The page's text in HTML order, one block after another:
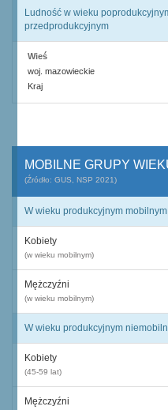
Ludność w wieku
przedprodukcyjnym
Wieś
woj. mazowieckie
Kraj
MOBILNE GRUPY
(Źródło: GUS, NSP 2021)
W wieku produkcyjnym
Kobiety
(w wieku mobilnym)
Mężczyźni
(w wieku mobilnym)
W wieku produkcyjnym
Kobiety
(45-59 lat)
Mężczyźni